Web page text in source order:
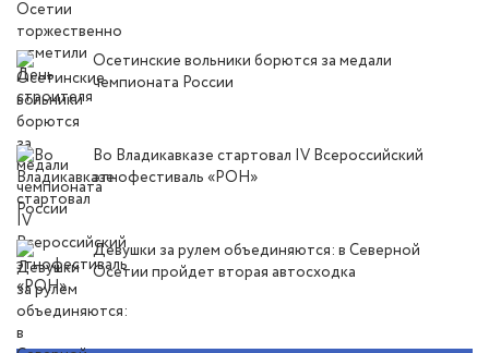
Осетинские вольники борются за медали
чемпионата России
Во Владикавказе стартовал IV Всероссийский
этнофестиваль «РОН»
Девушки за рулем объединяются: в Северной
Осетии пройдет вторая автосходка